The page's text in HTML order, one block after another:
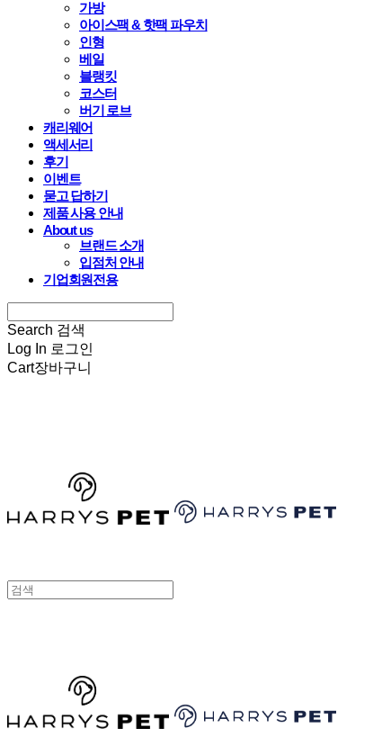
가방
아이스팩 & 핫팩 파우치
인형
베일
블랭킷
코스터
버기 로브
캐리웨어
액세서리
후기
이벤트
묻고 답하기
제품 사용 안내
About us
브랜드 소개
입점처 안내
기업회원전용
Search 검색
Log In 로그인
Cart장바구니